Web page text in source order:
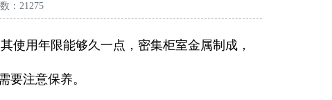
：21275
使用年限能够久一点，密集柜室金属制成，
要注意保养。